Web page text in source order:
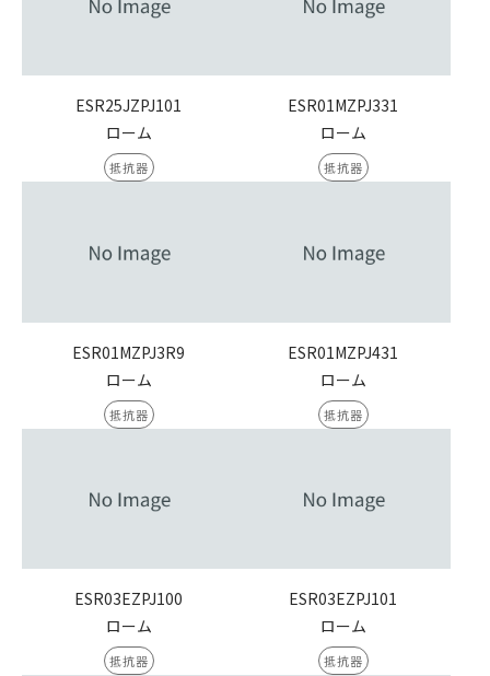
ESR25JZPJ101
ローム
抵抗器
ESR01MZPJ331
ローム
抵抗器
ESR01MZPJ3R9
ローム
抵抗器
ESR01MZPJ431
ローム
抵抗器
ESR03EZPJ100
ローム
抵抗器
ESR03EZPJ101
ローム
抵抗器